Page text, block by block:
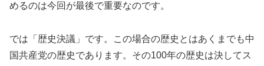
めるのは今回が最後で重要なのです。
では「歴史決議」です。この場合の歴史とはあくまでも中
国共産党の歴史であります。その100年の歴史は決してス